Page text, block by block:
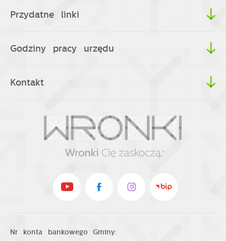
Przydatne linki
Godziny pracy urzędu
Kontakt
Nr konta bankowego Gminy: